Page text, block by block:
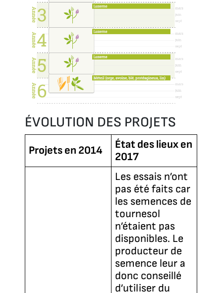
ÉVOLUTION DES PROJETS
Projets en 2014
État des lieux en
2017
Les essais n’ont
pas été faits car
les semences de
tournesol
n’étaient pas
disponibles. Le
producteur de
semence leur a
donc conseillé
d’utiliser du